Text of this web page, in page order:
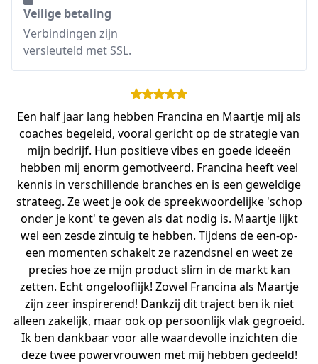
Veilige betaling
Verbindingen zijn
versleuteld met SSL.
Een half jaar lang hebben Francina en Maartje mij als
coaches begeleid, vooral gericht op de strategie van
mijn bedrijf. Hun positieve vibes en goede ideeën
hebben mij enorm gemotiveerd. Francina heeft veel
kennis in verschillende branches en is een geweldige
strateeg. Ze weet je ook de spreekwoordelijke 'schop
onder je kont' te geven als dat nodig is. Maartje lijkt
wel een zesde zintuig te hebben. Tijdens de een-op-
een momenten schakelt ze razendsnel en weet ze
precies hoe ze mijn product slim in de markt kan
zetten. Echt ongelooflijk! Zowel Francina als Maartje
zijn zeer inspirerend! Dankzij dit traject ben ik niet
alleen zakelijk, maar ook op persoonlijk vlak gegroeid.
Ik ben dankbaar voor alle waardevolle inzichten die
deze twee powervrouwen met mij hebben gedeeld!